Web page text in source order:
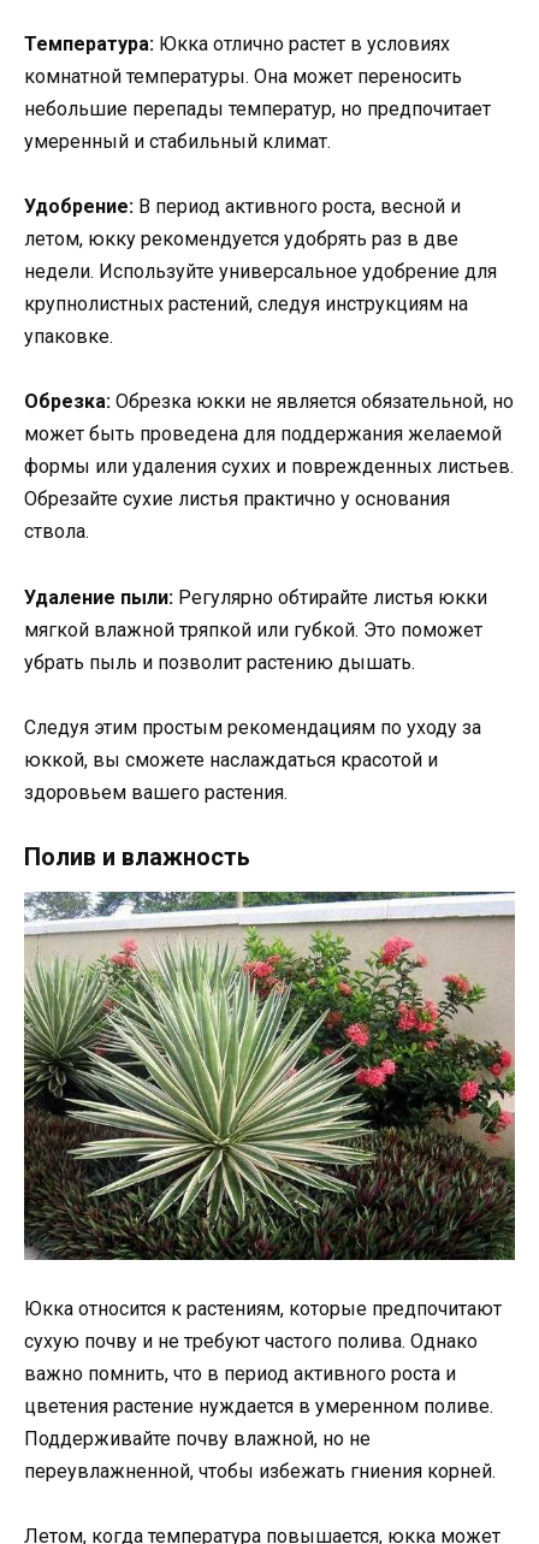
Температура: Юкка отлично растет в условиях
комнатной температуры. Она может переносить
небольшие перепады температур, но предпочитает
умеренный и стабильный климат.
Удобрение: В период активного роста, весной и
летом, юкку рекомендуется удобрять раз в две
недели. Используйте универсальное удобрение для
крупнолистных растений, следуя инструкциям на
упаковке.
Обрезка: Обрезка юкки не является обязательной, но
может быть проведена для поддержания желаемой
формы или удаления сухих и поврежденных листьев.
Обрезайте сухие листья практично у основания
ствола.
Удаление пыли: Регулярно обтирайте листья юкки
мягкой влажной тряпкой или губкой. Это поможет
убрать пыль и позволит растению дышать.
Следуя этим простым рекомендациям по уходу за
юккой, вы сможете наслаждаться красотой и
здоровьем вашего растения.
Полив и влажность
Юкка относится к растениям, которые предпочитают
сухую почву и не требуют частого полива. Однако
важно помнить, что в период активного роста и
цветения растение нуждается в умеренном поливе.
Поддерживайте почву влажной, но не
переувлажненной, чтобы избежать гниения корней.
Летом, когда температура повышается, юкка может